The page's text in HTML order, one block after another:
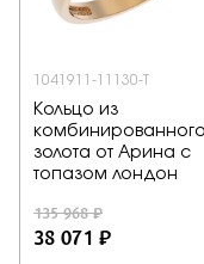
1041911-11130-T
Кольцо из
комбинированного
золота от Арина с
топазом лондон
135 968 ₽
38 071 ₽